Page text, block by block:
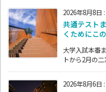
2026年8月8日 :
共通テスト
くためにこ
大学入試本番
トから2月の
2026年8月6日 :